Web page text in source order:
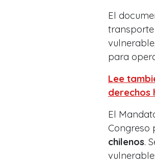
El
para
Lee
derechos
El
Congreso
chilenos.